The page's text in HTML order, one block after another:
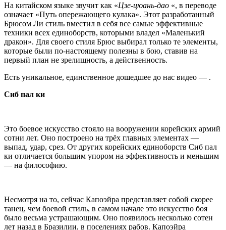
На китайском языке звучит как «Цзе-цюань-дао «, в переводе
означает «Путь опережающего кулака». Этот разработанный
Брюсом Ли стиль вместил в себя все самые эффективные
техники всех единоборств, которыми владел «Маленький
дракон». Для своего стиля Брюс выбирал только те элементы,
которые были по-настоящему полезны в бою, ставив на
первый план не зрелищность, а действенность.
Есть уникальное, единственное дошедшее до нас видео — .
Сиб пал ки
Это боевое искусство стояло на вооружении корейских армий
сотни лет. Оно построено на трёх главных элементах —
выпад, удар, срез. От других корейских единоборств Сиб пал
ки отличается большим упором на эффективность и меньшим
— на философию.
Несмотря на то, сейчас Капоэйра представляет собой скорее
танец, чем боевой стиль, в самом начале это искусство боя
было весьма устрашающим. Оно появилось несколько сотен
лет назад в Бразилии, в поселениях рабов. Капоэйра